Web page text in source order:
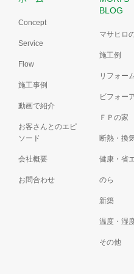
Concept
Service
Flow
施工事例
動画で紹介
お客さんとのエピ
ソード
会社概要
お問合わせ
BLOG
マサヒロ
施工例
リフォー
ビフォー
ＦＰの家
断熱・換
健康・省
のら
新築
温度・湿
その他